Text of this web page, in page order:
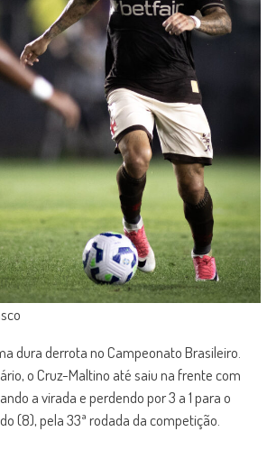
dura derrota no Campeonato Brasileiro.
o Cruz-Maltino até saiu na frente com
a virada e perdendo por 3 a 1 para o
(8), pela 33ª rodada da competição.